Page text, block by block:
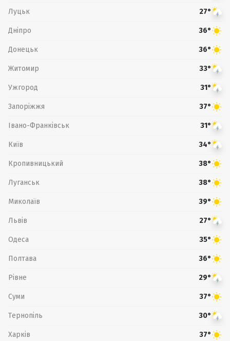
Луцьк 27°
Дніпро 36°
Донецьк 36°
Житомир 33°
Ужгород 31°
Запоріжжя 37°
Івано-Франківськ 31°
Київ 34°
Кропивницький 38°
Луганськ 38°
Миколаїв 39°
Львів 27°
Одеса 35°
Полтава 36°
Рівне 29°
Суми 37°
Тернопіль 30°
Харків 37°